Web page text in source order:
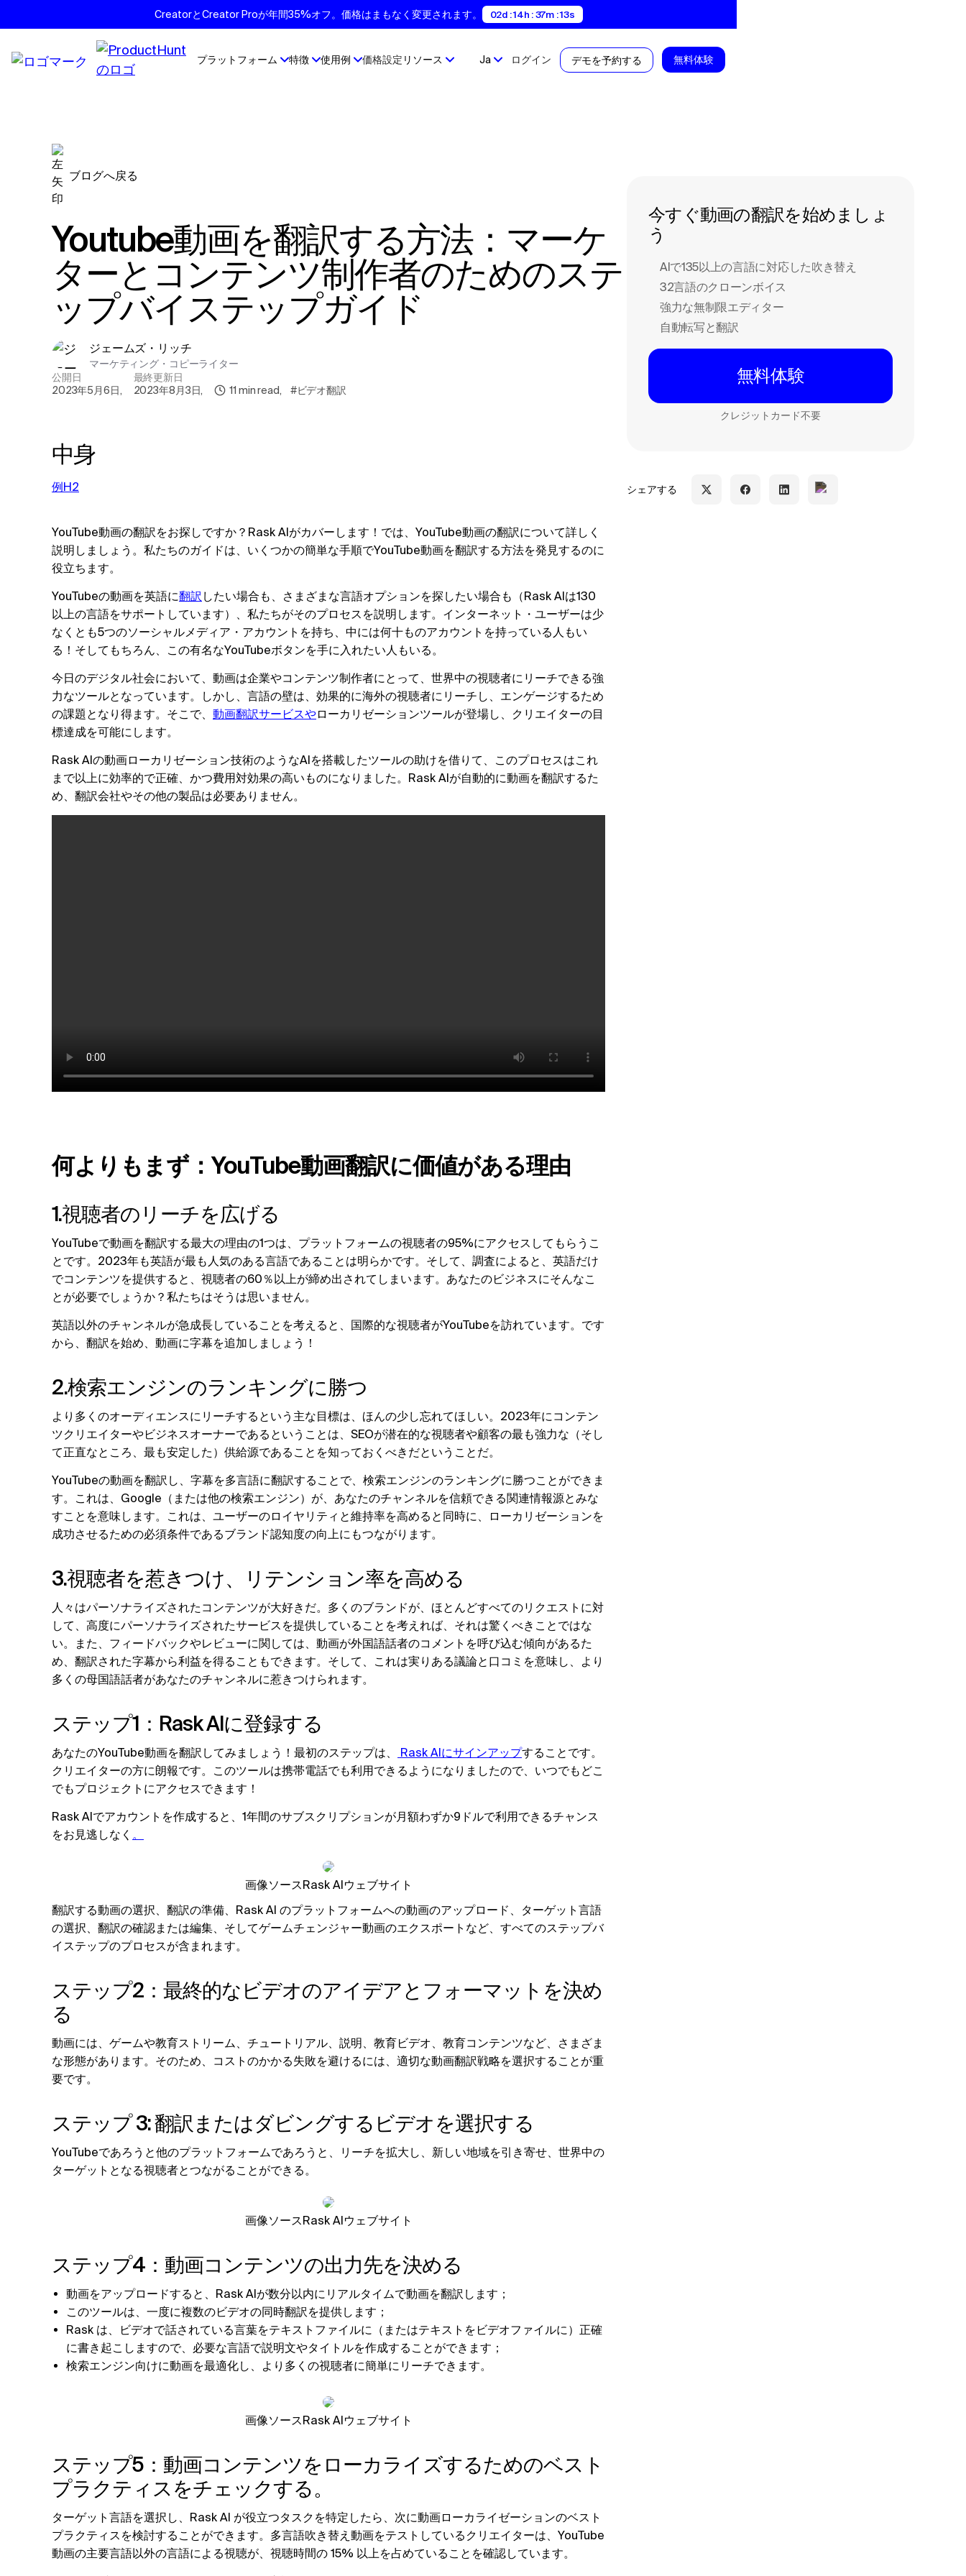
CreatorとCreator Proが年間35%オフ。価格はまもなく変更されます。 02d : 14h : 37m : 12s
プラットフォーム 特徴 使用例 価格設定 リソース Ja ログイン デモを予約する 無料体験
ブログへ戻る
Youtube動画を翻訳する方法：マーケ
ターとコンテンツ制作者のためのステ
ップバイステップガイド
ジェームズ・リッチ
マーケティング・コピーライター
公開日
2023年5月6日,
最終更新日
2023年8月3日, 11 min read, #ビデオ翻訳
中身
例H2
YouTube動画の翻訳をお探しですか？Rask AIがカバーします！では、YouTube動画の翻訳について詳しく
説明しましょう。私たちのガイドは、いくつかの簡単な手順でYouTube動画を翻訳する方法を発見するのに
役立ちます。
YouTubeの動画を英語に翻訳 したい場合も、さまざまな言語オプションを探したい場合も（Rask AIは130
以上の言語をサポートしています）、私たちがそのプロセスを説明します。インターネット・ユーザーは少
なくとも5つのソーシャルメディア・アカウントを持ち、中には何十ものアカウントを持っている人もい
る！そしてもちろん、この有名なYouTubeボタンを手に入れたい人もいる。
今日のデジタル社会において、動画は企業やコンテンツ制作者にとって、世界中の視聴者にリーチできる強
力なツールとなっています。しかし、言語の壁は、効果的に海外の視聴者にリーチし、エンゲージするため
の課題となり得ます。そこで、 動画翻訳サービスやローカリゼーションツールが登場し、クリエイターの目
標達成を可能にします。
Rask AIの動画ローカリゼーション技術のようなAIを搭載したツールの助けを借りて、このプロセスはこれ
まで以上に効率的で正確、かつ費用対効果の高いものになりました。Rask AIが自動的に動画を翻訳するた
め、翻訳会社やその他の製品は必要ありません。
何よりもまず：YouTube動画翻訳に価値がある理由
1.視聴者のリーチを広げる
YouTubeで動画を翻訳する最大の理由の1つは、プラットフォームの視聴者の95%にアクセスしてもらうこ
とです。2023年も英語が最も人気のある言語であることは明らかです。そして、調査によると、英語だけ
でコンテンツを提供すると、視聴者の60％以上が締め出されてしまいます。あなたのビジネスにそんなこ
とが必要でしょうか？私たちはそうは思いません。
英語以外のチャンネルが急成長していることを考えると、国際的な視聴者がYouTubeを訪れています。です
から、翻訳を始め、動画に字幕を追加しましょう！
2.検索エンジンのランキングに勝つ
より多くのオーディエンスにリーチするという主な目標は、ほんの少し忘れてほしい。2023年にコンテン
ツクリエイターやビジネスオーナーであるということは、SEOが潜在的な視聴者や顧客の最も強力な（そし
て正直なところ、最も安定した）供給源であることを知っておくべきだということだ。
YouTubeの動画を翻訳し、字幕を多言語に翻訳することで、検索エンジンのランキングに勝つことができま
す。これは、Google（または他の検索エンジン）が、あなたのチャンネルを信頼できる関連情報源とみな
すことを意味します。これは、ユーザーのロイヤリティと維持率を高めると同時に、ローカリゼーションを
成功させるための必須条件であるブランド認知度の向上にもつながります。
3.視聴者を惹きつけ、リテンション率を高める
人々はパーソナライズされたコンテンツが大好きだ。多くのブランドが、ほとんどすべてのリクエストに対
して、高度にパーソナライズされたサービスを提供していることを考えれば、それは驚くべきことではな
い。また、フィードバックやレビューに関しては、動画が外国語話者のコメントを呼び込む傾向があるた
め、翻訳された字幕から利益を得ることもできます。そして、これは実りある議論と口コミを意味し、より
多くの母国語話者があなたのチャンネルに惹きつけられます。
ステップ1：Rask AIに登録する
あなたのYouTube動画を翻訳してみましょう！最初のステップは、 Rask AIにサインアップすることです。
クリエイターの方に朗報です。このツールは携帯電話でも利用できるようになりましたので、いつでもどこ
でもプロジェクトにアクセスできます！
Rask AIでアカウントを作成すると、1年間のサブスクリプションが月額わずか9ドルで利用できるチャンス
をお見逃しなく 。
画像ソースRask AIウェブサイト
翻訳する動画の選択、翻訳の準備、Rask AI のプラットフォームへの動画のアップロード、ターゲット言語
の選択、翻訳の確認または編集、そしてゲームチェンジャー動画のエクスポートなど、すべてのステップバ
イステップのプロセスが含まれます。
ステップ2：最終的なビデオのアイデアとフォーマットを決め
る
動画には、ゲームや教育ストリーム、チュートリアル、説明、教育ビデオ、教育コンテンツなど、さまざま
な形態があります。そのため、コストのかかる失敗を避けるには、適切な動画翻訳戦略を選択することが重
要です。
ステップ 3: 翻訳またはダビングするビデオを選択する
YouTubeであろうと他のプラットフォームであろうと、リーチを拡大し、新しい地域を引き寄せ、世界中の
ターゲットとなる視聴者とつながることができる。
画像ソースRask AIウェブサイト
ステップ4：動画コンテンツの出力先を決める
動画をアップロードすると、Rask AIが数分以内にリアルタイムで動画を翻訳します；
このツールは、一度に複数のビデオの同時翻訳を提供します；
Rask は、ビデオで話されている言葉をテキストファイルに（またはテキストをビデオファイルに）正確
に書き起こしますので、必要な言語で説明文やタイトルを作成することができます；
検索エンジン向けに動画を最適化し、より多くの視聴者に簡単にリーチできます。
画像ソースRask AIウェブサイト
ステップ5：動画コンテンツをローカライズするためのベスト
プラクティスをチェックする。
ターゲット言語を選択し、Rask AI が役立つタスクを特定したら、次に動画ローカライゼーションのベスト
プラクティスを検討することができます。多言語吹き替え動画をテストしているクリエイターは、YouTube
動画の主要言語以外の言語による視聴が、視聴時間の 15% 以上を占めていることを確認しています。
今すぐ動画の翻訳を始めましょ
う
AIで135以上の言語に対応した吹き替え
32言語のクローンボイス
強力な無制限エディター
自動転写と翻訳
無料体験
クレジットカード不要
シェアする